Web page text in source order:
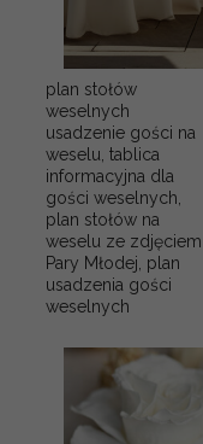
plan stołów
weselnych
usadzenie gości na
weselu, tablica
informacyjna dla
gości weselnych,
plan stołów na
weselu ze zdjęciem
Pary Młodej, plan
usadzenia gości
weselnych